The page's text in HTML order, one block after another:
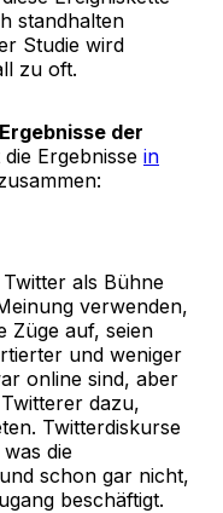
standhalten
Studie wird
zu oft.
der
Ergebnisse in
als Bühne
verwenden,
Züge auf, seien
und weniger
online sind, aber
dazu,
Twitterdiskurse
die
schon gar nicht,
beschäftigt.